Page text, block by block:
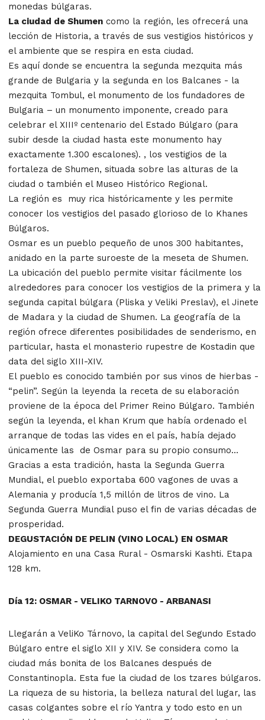
monedas búlgaras.
La ciudad de Shumen como la región, les ofrecerá una
lección de Historia, a través de sus vestigios históricos y
el ambiente que se respira en esta ciudad.
Es aquí donde se encuentra la segunda mezquita más
grande de Bulgaria y la segunda en los Balcanes - la
mezquita Tombul, el monumento de los fundadores de
Bulgaria – un monumento imponente, creado para
celebrar el XIIIº centenario del Estado Búlgaro (para
subir desde la ciudad hasta este monumento hay
exactamente 1.300 escalones). , los vestigios de la
fortaleza de Shumen, situada sobre las alturas de la
ciudad o también el Museo Histórico Regional.
La región es muy rica históricamente y les permite
conocer los vestigios del pasado glorioso de lo Khanes
Búlgaros.
Osmar es un pueblo pequeño de unos 300 habitantes,
anidado en la parte suroeste de la meseta de Shumen.
La ubicación del pueblo permite visitar fácilmente los
alrededores para conocer los vestigios de la primera y la
segunda capital búlgara (Pliska y Veliki Preslav), el Jinete
de Madara y la ciudad de Shumen. La geografía de la
región ofrece diferentes posibilidades de senderismo, en
particular, hasta el monasterio rupestre de Kostadin que
data del siglo XIII-XIV.
El pueblo es conocido también por sus vinos de hierbas -
“pelin”. Según la leyenda la receta de su elaboración
proviene de la época del Primer Reino Búlgaro. También
según la leyenda, el khan Krum que había ordenado el
arranque de todas las vides en el país, había dejado
únicamente las de Osmar para su propio consumo…
Gracias a esta tradición, hasta la Segunda Guerra
Mundial, el pueblo exportaba 600 vagones de uvas a
Alemania y producía 1,5 millón de litros de vino. La
Segunda Guerra Mundial puso el fin de varias décadas de
prosperidad.
DEGUSTACIÓN DE PELIN (VINO LOCAL) EN OSMAR
Alojamiento en una Casa Rural - Osmarski Kashti. Etapa
128 km.
Día 12: OSMAR - VELIKO TARNOVO - ARBANASI
Llegarán a VeliKo Tárnovo, la capital del Segundo Estado
Búlgaro entre el siglo XII y XIV. Se considera como la
ciudad más bonita de los Balcanes después de
Constantinopla. Esta fue la ciudad de los tzares búlgaros.
La riqueza de su historia, la belleza natural del lugar, las
casas colgantes sobre el río Yantra y todo esto en un